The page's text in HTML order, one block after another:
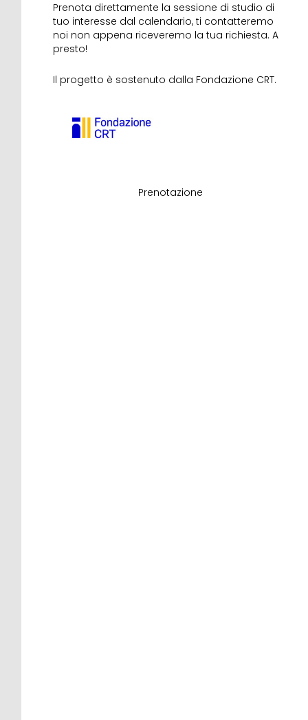
Prenota direttamente la sessione di studio di
tuo interesse dal calendario, ti contatteremo
noi non appena riceveremo la tua richiesta. A
presto!
Il progetto è sostenuto dalla Fondazione CRT.
Prenotazione